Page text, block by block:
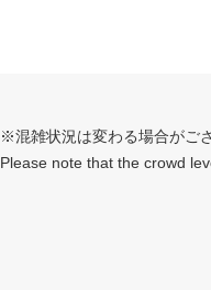
※混雑状況は変わる場合がご
Please note that the crowd